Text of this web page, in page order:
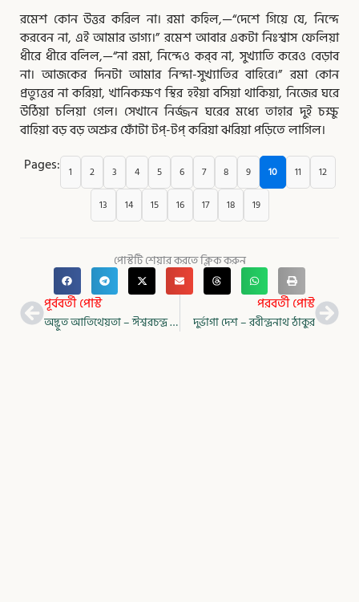
রমেশ কোন উত্তর করিল না। রমা কহিল,—“দেশে গিয়ে যে, নিন্দে
করবেন না, এই আমার ভাগ্য।” রমেশ আবার একটা নিঃশ্বাস ফেলিয়া
ধীরে ধীরে বলিল,—“না রমা, নিন্দেও কর্‌ব না, সুখ্যাতি করেও বেড়াব
না। আজকের দিনটা আমার নিন্দা-সুখ্যাতির বাহিরে।” রমা কোন
প্রত্যুত্তর না করিয়া, খানিকক্ষণ স্থির হইয়া বসিয়া থাকিয়া, নিজের ঘরে
উঠিয়া চলিয়া গেল। সেখানে নির্জ্জন ঘরের মধ্যে তাহার দুই চক্ষু
বাহিয়া বড় বড় অশ্রুর ফোঁটা টপ্‌-টপ্‌ করিয়া ঝরিয়া পড়িতে লাগিল।
Pages:
1 2 3 4 5 6 7 8 9 10 11 12
13 14 15 16 17 18 19
পোস্টটি শেয়ার করতে ক্লিক করুন
Prevপূর্ববর্তী পোস্ট
অদ্ভুত আতিথেয়তা – ঈশ্বরচন্দ্র বিদ্যাসাগর
পরবর্তী পোস্ট
দুর্ভাগা দেশ – রবীন্দ্রনাথ ঠাকুর